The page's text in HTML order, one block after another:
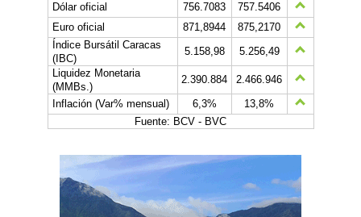
Dólar oficial
756.7083
757.5406
Euro oficial
871,8944
875,2170
Índice Bursátil Caracas
(IBC)
5.158,98
5.256,49
Liquidez Monetaria
(MMBs.)
2.390.884
2.466.946
Inflación (Var% mensual)
6,3%
13,8%
Fuente: BCV - BVC